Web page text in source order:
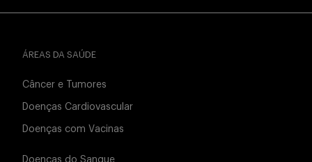
ÁREAS DA SAÚDE
Câncer e Tumores
Doenças Cardiovascular
Doenças com Vacinas
Doenças do Sangue